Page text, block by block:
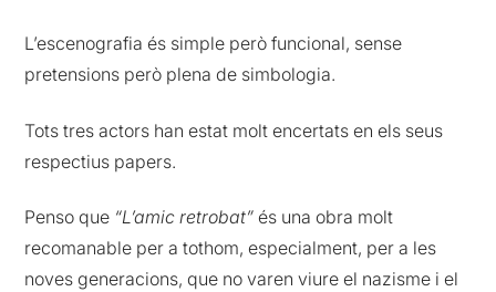
L’escenografia és simple però funcional, sense
pretensions però plena de simbologia.
Tots tres actors han estat molt encertats en els seus
respectius papers.
Penso que “L’amic retrobat” és una obra molt
recomanable per a tothom, especialment, per a les
noves generacions, que no varen viure el nazisme i el